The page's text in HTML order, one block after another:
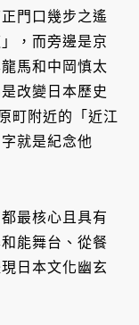
門口幾步之遙
，而旁邊是京
馬和中岡慎太
改變日本歷史
町附近的「近江
就是紀念他
最核心且具有
能舞台、從餐
日本文化幽玄